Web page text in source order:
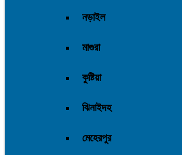
নড়াইল
মাগুরা
কুষ্টিয়া
ঝিনাইদহ
মেহেরপুর